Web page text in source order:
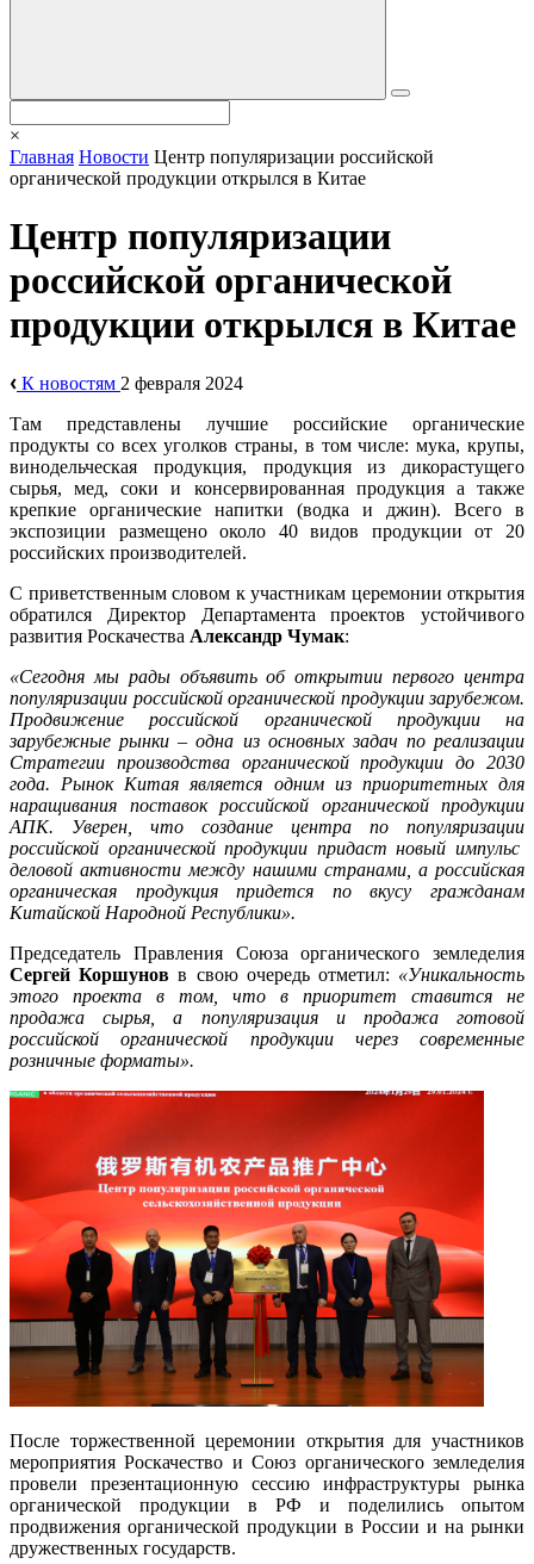
×
Главная Новости Центр популяризации российской
органической продукции открылся в Китае
Центр популяризации
российской органической
продукции открылся в Китае
К новостям 2 февраля 2024
Там представлены лучшие российские органические
продукты со всех уголков страны, в том числе: мука, крупы,
винодельческая продукция, продукция из дикорастущего
сырья, мед, соки и консервированная продукция а также
крепкие органические напитки (водка и джин). Всего в
экспозиции размещено около 40 видов продукции от 20
российских производителей.
С приветственным словом к участникам церемонии открытия
обратился Директор Департамента проектов устойчивого
развития Роскачества Александр Чумак:
«Сегодня мы рады объявить об открытии первого центра
популяризации российской органической продукции зарубежом.
Продвижение российской органической продукции на
зарубежные рынки – одна из основных задач по реализации
Стратегии производства органической продукции до 2030
года. Рынок Китая является одним из приоритетных для
наращивания поставок российской органической продукции
АПК. Уверен, что создание центра по популяризации
российской органической продукции придаст новый импульс
деловой активности между нашими странами, а российская
органическая продукция придется по вкусу гражданам
Китайской Народной Республики».
Председатель Правления Союза органического земледелия
Сергей Коршунов в свою очередь отметил: «Уникальность
этого проекта в том, что в приоритет ставится не
продажа сырья, а популяризация и продажа готовой
российской органической продукции через современные
розничные форматы».
После торжественной церемонии открытия для участников
мероприятия Роскачество и Союз органического земледелия
провели презентационную сессию инфраструктуры рынка
органической продукции в РФ и поделились опытом
продвижения органической продукции в России и на рынки
дружественных государств.